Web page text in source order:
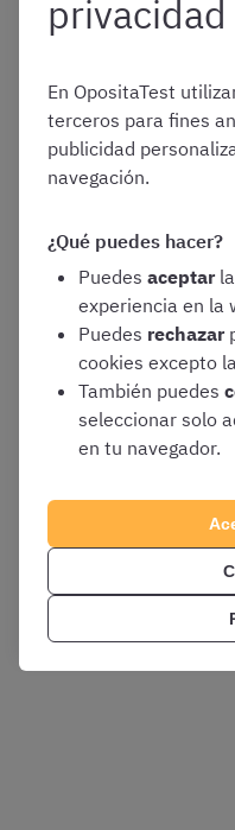
Enlace para
Nota informativa
👉https://opo.cl/
Regístrate gratis
sobre las
¿Tienes dudas?
en nuestro centro de
aquí, escríbenos a
919040798
y te
privacidad
En OpositaTest
terceros para fines
publicidad
navegación.
¿Qué puedes hacer?
Puedes aceptar
experiencia en la
Puedes rechazar
cookies excepto
También puedes
seleccionar solo
en tu navegador.